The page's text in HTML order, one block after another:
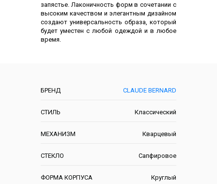
БРЕНД CLAUDE BERNARD
СТИЛЬ Классический
МЕХАНИЗМ Кварцевый
СТЕКЛО Сапфировое
ФОРМА КОРПУСА Круглый
запястье. Лаконичность форм в сочетании с
высоким качеством и элегантным дизайном
создают универсальность образа, который
будет уместен с любой одеждой и в любое
время.